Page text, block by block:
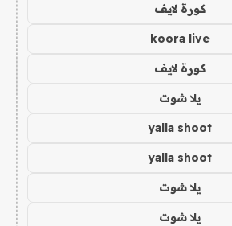
كورة لايف
koora live
كورة لايف
يلا شوت
yalla shoot
yalla shoot
يلا شوت
يلا شوت